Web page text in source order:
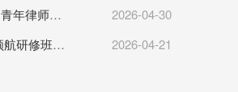
青衿逐梦法苑，领航笃行致远 | 湖州市第十期青年律师领航研修班圆满落幕
2026-04-30
法大研学·青律扬帆 | 湖州市第十期青年律师领航研修班在北京正式开班
2026-04-21